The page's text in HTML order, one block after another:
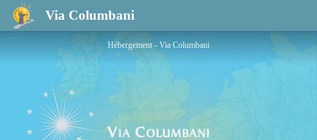
Via Columbani
Auberge de Fontaine a Fontaine-Chaalis
Hébergement - Via Columbani